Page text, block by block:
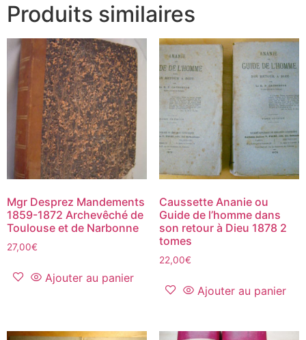
Produits similaires
Mgr Desprez Mandements
1859-1872 Archevêché de
Toulouse et de Narbonne
27,00€
Ajouter au panier
Caussette Ananie ou
Guide de l’homme dans
son retour à Dieu 1878 2
tomes
22,00€
Ajouter au panier